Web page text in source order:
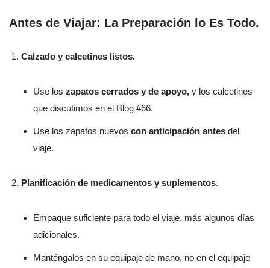
Antes de Viajar: La Preparación lo Es Todo.
Calzado y calcetines listos.
Use los zapatos cerrados y de apoyo, y los calcetines
que discutimos en el Blog #66.
Use los zapatos nuevos con anticipación antes del
viaje.
Planificación de medicamentos y suplementos.
Empaque suficiente para todo el viaje, más algunos días
adicionales.
Manténgalos en su equipaje de mano, no en el equipaje